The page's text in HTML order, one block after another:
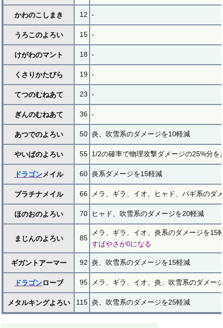
かわのこしまき 12 -
うろこのよろい 15 -
けがわのマント 18 -
くさりかたびら 19 -
てつのむねあて 23 -
ぎんのむねあて 36 -
あつでのよろい 50 炎、吹雪系のダメージを10軽減
やいばのよろい 55 1/2の確率で物理攻撃ダメージの25%分を
ドラゴンメイル 60 炎系ダメージを15軽減
プラチナメイル 66 メラ、ギラ、イオ、ヒャド、バギ系のダ
ほのおのよろい 70 ヒャド、吹雪系のダメージを20軽減
まじんのよろい 85
メラ、ギラ、イオ、炎系のダメージを15
すばやさが0になる
ギガントアーマー 92 炎、吹雪系のダメージを15軽減
ドラゴンローブ 95 メラ、ギラ、イオ、炎、吹雪系のダメー
メタルキングよろい 115 炎、吹雪系のダメージを25軽減